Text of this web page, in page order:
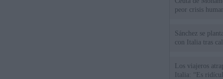
peor crisis
Sánchez se
con Italia tras
Los viajeros
Italia: “Es